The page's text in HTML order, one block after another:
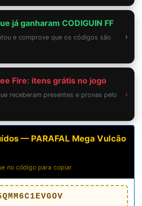
já ganharam CODIGUIN FF
e comprove que os códigos são
›
Fire: itens grátis no jogo
receberam presentes e provas pelo
›
— PARAFAL Mega Vulcão
no código para copiar